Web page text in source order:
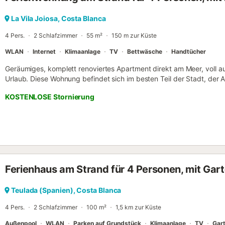
von Alicante zu erleben und unvergessliche Tage mit der Familie
La Vila Joiosa, Costa Blanca
4 Pers. 2 Schlafzimmer 55 m² 150 m zur Küste
WLAN Internet Klimaanlage TV Bettwäsche Handtücher
Geräumiges, komplett renoviertes Apartment direkt am Meer, voll
Urlaub. Diese Wohnung befindet sich im besten Teil der Stadt, der
Teil des Gebäudes: eines mit einem Doppelbett und ein weiteres,
über ein Etagenbett verfügt, das kleiner als ein Standardbett ist.
grundlegenden Utensilien, Waschmaschine, Backofen,
mit Fernseher, das auf den Balkon führt, von wo aus Sie den
empfängt einen nordischen Kanal und die wichtigsten britischen
KOSTENLOSE Stornierung
Ferienhaus am Strand für 4 Personen, mit
Teulada (Spanien), Costa Blanca
4 Pers. 2 Schlafzimmer 100 m² 1,5 km zur Küste
Außenpool WLAN Parken auf Grundstück Klimaanlage TV